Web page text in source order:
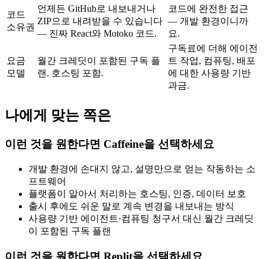
코드
소유권
언제든 GitHub로 내보내거나
ZIP으로 내려받을 수 있습니다
— 진짜 React와 Motoko 코드.
코드에 완전한 접근
— 개발 환경이니까
요.
요금
모델
월간 크레딧이 포함된 구독 플
랜. 호스팅 포함.
구독료에 더해 에이전
트 작업, 컴퓨팅, 배포
에 대한 사용량 기반
과금.
나에게 맞는 쪽은
이런 것을 원한다면 Caffeine을 선택하세요
개발 환경에 손대지 않고, 설명만으로 얻는 작동하는 소
프트웨어
플랫폼이 알아서 처리하는 호스팅, 인증, 데이터 보호
출시 후에도 쉬운 말로 계속 변경을 내보내는 방식
사용량 기반 에이전트·컴퓨팅 청구서 대신 월간 크레딧
이 포함된 구독 플랜
이런 것을 원한다면 Replit을 선택하세요